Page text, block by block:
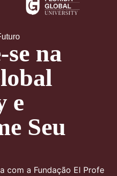
na
e
Seu
com a Fundação El Profe